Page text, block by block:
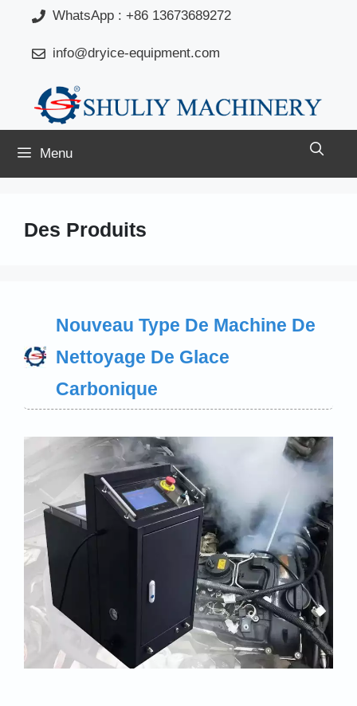
contenu
WhatsApp : +86 13673689272
info@dryice-equipment.com
Menu
Des Produits
Nouveau Type De Machine De
Nettoyage De Glace
Carbonique